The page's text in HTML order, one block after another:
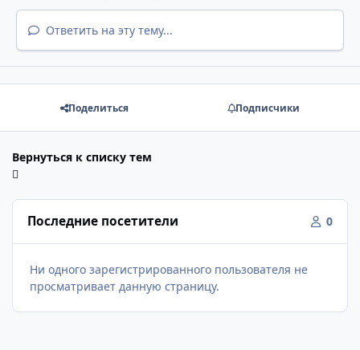
Ответить на эту тему...
Поделиться Подписчики
Вернуться к списку тем
Последние посетители 0
Ни одного зарегистрированного пользователя не
просматривает данную страницу.